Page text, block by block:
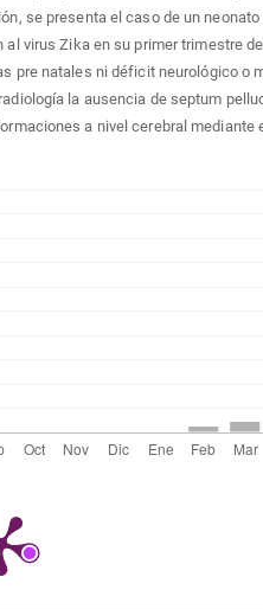
se presenta el caso de un
al virus Zika en su primer trimestre
pre natales ni déficit neurológico o
la ausencia de septum
a nivel cerebral mediante